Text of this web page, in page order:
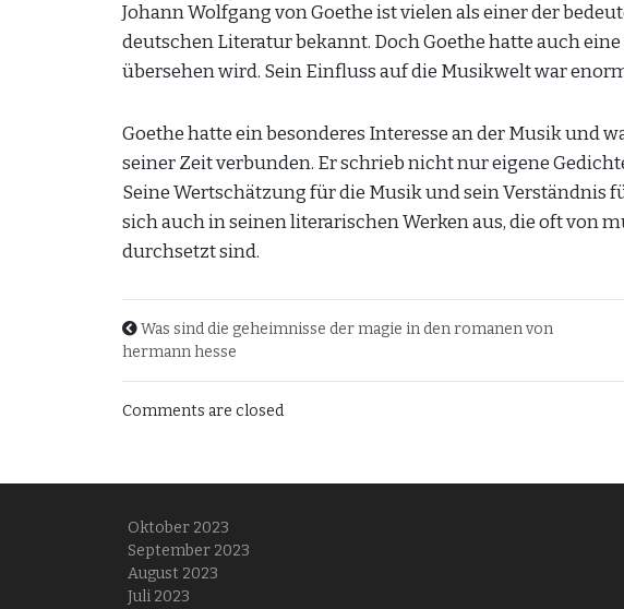
Johann Wolfgang von Goethe ist vielen als einer der
deutschen Literatur bekannt. Doch Goethe hatte auch
übersehen wird. Sein Einfluss auf die Musikwelt war
Goethe hatte ein besonderes Interesse an der Musik und
seiner Zeit verbunden. Er schrieb nicht nur eigene
Seine Wertschätzung für die Musik und sein Verständnis
sich auch in seinen literarischen Werken aus, die oft von
durchsetzt sind.
Was sind die geheimnisse der magie in den romanen von
hermann hesse
Comments are closed
Oktober 2023
September 2023
August 2023
Juli 2023